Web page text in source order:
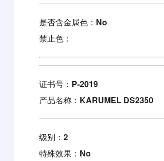
是否含金属色： No
禁止色：
证书号： P-2019
产品名称： KARUMEL DS2350
级别： 2
特殊效果： No